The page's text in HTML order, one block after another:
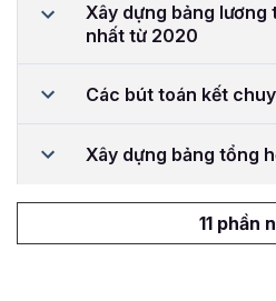
Xây dựng bảng lương
nhất từ 2020
Các bút toán kết
Xây dựng bảng tổng
11 phần